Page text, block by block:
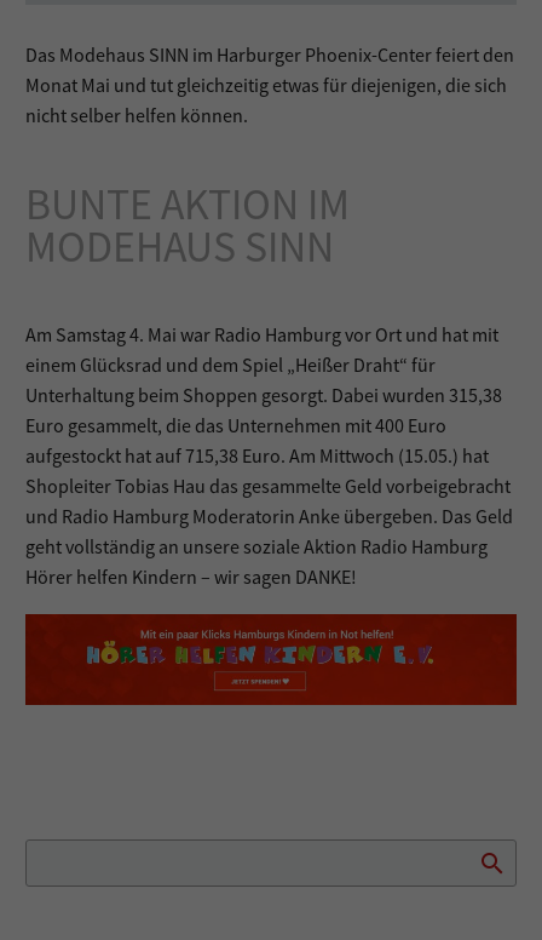
Das Modehaus SINN im Harburger Phoenix-Center feiert den
Monat Mai und tut gleichzeitig etwas für diejenigen, die sich
nicht selber helfen können.
BUNTE AKTION IM
MODEHAUS SINN
Am Samstag 4. Mai war Radio Hamburg vor Ort und hat mit
einem Glücksrad und dem Spiel „Heißer Draht“ für
Unterhaltung beim Shoppen gesorgt. Dabei wurden 315,38
Euro gesammelt, die das Unternehmen mit 400 Euro
aufgestockt hat auf 715,38 Euro. Am Mittwoch (15.05.) hat
Shopleiter Tobias Hau das gesammelte Geld vorbeigebracht
und Radio Hamburg Moderatorin Anke übergeben. Das Geld
geht vollständig an unsere soziale Aktion Radio Hamburg
Hörer helfen Kindern – wir sagen DANKE!